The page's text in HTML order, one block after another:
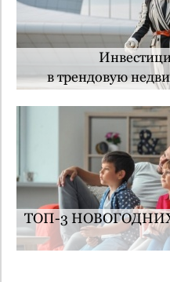
в трендовую
ТОП-3